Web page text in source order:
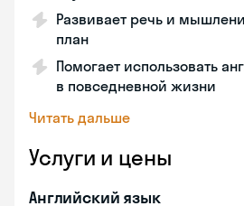
Развивает речь и
план
Помогает использовать
в повседневной жизни
Читать дальше
Услуги и цены
Английский язык